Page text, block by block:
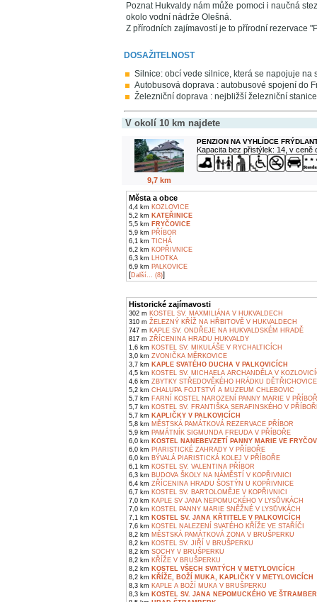
Poznat Hukvaldy nám může pomoci i naučná
okolo vodní nádrže Olešná.
Z přírodních zajímavostí je to přírodní rezervace
DOSAŽITELNOST
Silnice: obcí vede silnice, která se napojuje na
Autobusová doprava : autobusové spojení do
Železniční doprava : nejbližší železniční
V okolí 10 km najdete
9,7 km
PENZION NA VYHLÍDCE
Kapacita bez přistýlek: 14, v ceně
Města a obce
4,4 km KOZLOVICE
5,2 km KATEŘINICE
5,5 km FRYČOVICE
5,9 km PŘÍBOR
6,1 km TICHÁ
6,2 km KOPŘIVNICE
6,3 km LHOTKA
6,9 km PALKOVICE
[Další... (8)]
Historické zajímavosti
302 m KOSTEL SV. MAXMILIÁNA V HUKVALDECH
310 m ŽELEZNÝ KŘÍŽ NA HŘBITOVĚ V HUKVALDECH
747 m KAPLE SV. ONDŘEJE NA HUKVALDSKÉM HRADĚ
817 m ZŘÍCENINA HRADU HUKVALDY
1,6 km KOSTEL SV. MIKULÁŠE V RYCHALTICÍCH
3,0 km ZVONIČKA MĚRKOVICE
3,7 km KAPLE SVATÉHO DUCHA V PALKOVICÍCH
4,5 km KOSTEL SV. MICHAELA ARCHANDĚLA V
4,6 km ZBYTKY STŘEDOVĚKÉHO HRÁDKU
5,2 km CHALUPA FOJTSTVÍ A MUZEUM CHLEBOVIC
5,7 km FARNÍ KOSTEL NAROZENÍ PANNY MARIE V
5,7 km KOSTEL SV. FRANTIŠKA SERAFINSKÉHO V
5,7 km KAPLIČKY V PALKOVICÍCH
5,8 km MĚSTSKÁ PAMÁTKOVÁ REZERVACE PŘÍBOR
5,9 km PAMÁTNÍK SIGMUNDA FREUDA V PŘÍBOŘE
6,0 km KOSTEL NANEBEVZETÍ PANNY MARIE VE
6,0 km PIARISTICKÉ ZAHRADY V PŘÍBOŘE
6,0 km BÝVALÁ PIARISTICKÁ KOLEJ V PŘÍBOŘE
6,1 km KOSTEL SV. VALENTINA PŘÍBOR
6,3 km BUDOVA ŠKOLY NA NÁMĚSTÍ V KOPŘIVNICI
6,4 km ZŘÍCENINA HRADU ŠOSTÝN U KOPŘIVNICE
6,7 km KOSTEL SV. BARTOLOMĚJE V KOPŘIVNICI
7,0 km KAPLE SV JANA NEPOMUCKÉHO V LYSŮVKÁCH
7,0 km KOSTEL PANNY MARIE SNĚŽNÉ V LYSŮVKÁCH
7,1 km KOSTEL SV. JANA KŘTITELE V PALKOVICÍCH
7,6 km KOSTEL NALEZENÍ SVATÉHO KŘÍŽE VE STAŘÍČI
8,2 km MĚSTSKÁ PAMÁTKOVÁ ZONA V BRUŠPERKU
8,2 km KOSTEL SV. JIŘÍ V BRUŠPERKU
8,2 km SOCHY V BRUŠPERKU
8,2 km KŘÍŽE V BRUŠPERKU
8,2 km KOSTEL VŠECH SVATÝCH V METYLOVICÍCH
8,2 km KŘÍŽE, BOŽÍ MUKA, KAPLIČKY V METYLOVICÍCH
8,3 km KAPLE A BOŽÍ MUKA V BRUŠPERKU
8,3 km KOSTEL SV. JANA NEPOMUCKÉHO VE